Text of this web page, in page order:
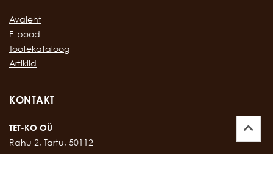
Avaleht
E-pood
Tootekataloog
Artiklid
KONTAKT
TET-KO OÜ
Rahu 2, Tartu, 50112
Kontor:747 17 35